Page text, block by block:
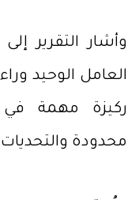
وأشار التقرير
العامل الوحيد
ركيزة مهمة في
محدودة